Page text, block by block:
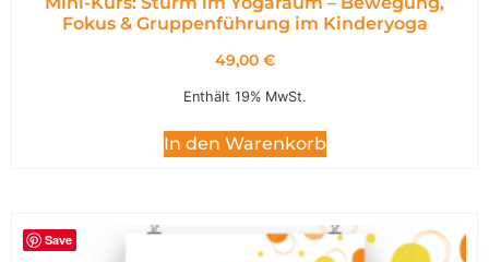
Fokus & Gruppenführung im Kinderyoga
49,00 €
Enthält 19% MwSt.
In den Warenkorb
Save